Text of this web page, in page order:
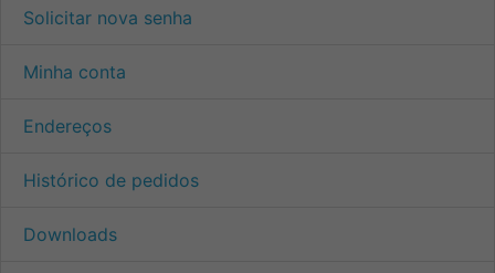
Solicitar nova senha
Minha conta
Endereços
Histórico de pedidos
Downloads